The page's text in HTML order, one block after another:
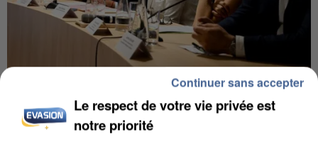
INCENDIES : L’ÎLE-DE-FRANCE LANCE UN ÉLAN
DE SOLIDARITÉ AVEC LES...
Le respect de votre vie privée est
notre priorité
Continuer sans accepter